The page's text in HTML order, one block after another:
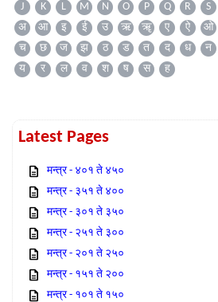
J
K L M N O P Q R S
अ
आ इ ई उ ऋ ॠ ए ऐ ओ
च
छ ज झ ठ ड त द ध न
य
र ल व श ष स ह
Latest Pages
मन्त्र - ४०१ ते ४५०
मन्त्र - ३५१ ते ४००
मन्त्र - ३०१ ते ३५०
मन्त्र - २५१ ते ३००
मन्त्र - २०१ ते २५०
मन्त्र - १५१ ते २००
मन्त्र - १०१ ते १५०